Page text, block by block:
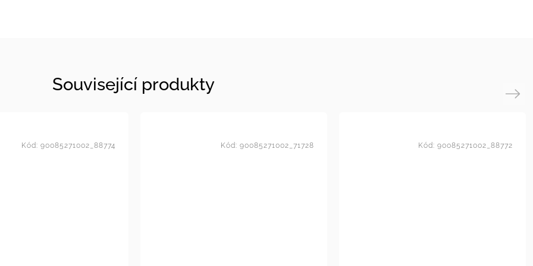
Související produkty
Kód: 90085271002_88774 Kód: 90085271002_71728 Kód: 90085271002_88772
Next